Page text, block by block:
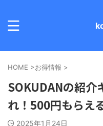
HOME >お得情報 >
SOKUDANの紹介
れ！500円もらえ
2025年1月24日